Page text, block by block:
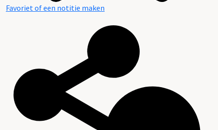
Favoriet of een notitie maken